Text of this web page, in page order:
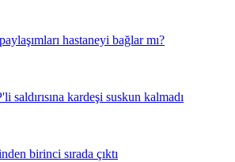
hastaneyi bağlar mı?
kardeşi suskun kalmadı
birinci sırada çıktı